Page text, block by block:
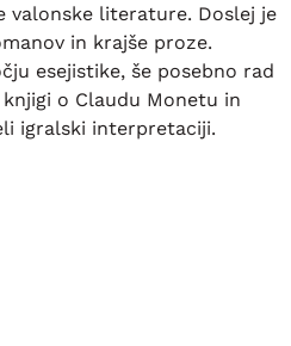
valonske literature. Doslej je
in krajše proze.
esejistike, še posebno rad
o Claudu Monetu in
igralski interpretaciji.